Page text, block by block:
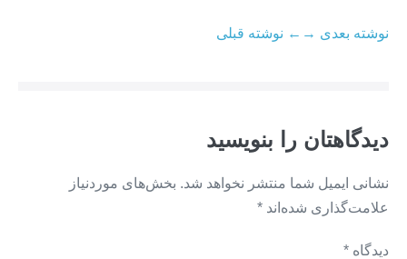
ناوبری
← نوشته قبلی نوشته بعدی →
دیدگاهتان را بنویسید
نشانی ایمیل شما منتشر نخواهد شد. بخش‌های موردنیاز
علامت‌گذاری شده‌اند *
دیدگاه *